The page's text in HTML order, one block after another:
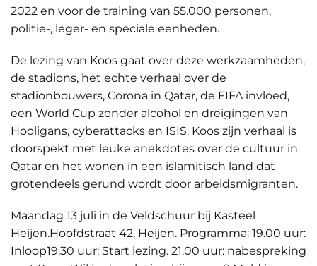
2022 en voor de training van 55.000 personen,
politie-, leger- en speciale eenheden.
De lezing van Koos gaat over deze werkzaamheden,
de stadions, het echte verhaal over de
stadionbouwers, Corona in Qatar, de FIFA invloed,
een World Cup zonder alcohol en dreigingen van
Hooligans, cyberattacks en ISIS. Koos zijn verhaal is
doorspekt met leuke anekdotes over de cultuur in
Qatar en het wonen in een islamitisch land dat
grotendeels gerund wordt door arbeidsmigranten.
Maandag 13 juli in de Veldschuur bij Kasteel
Heijen.Hoofdstraat 42, Heijen. Programma: 19.00 uur:
Inloop19.30 uur: Start lezing. 21.00 uur: nabespreking